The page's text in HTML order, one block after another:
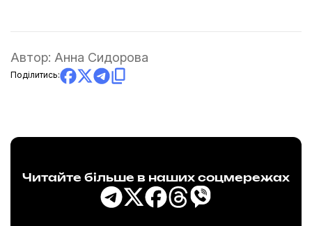
Автор: Анна Сидорова
Поділитись:
Читайте більше в наших соцмережах